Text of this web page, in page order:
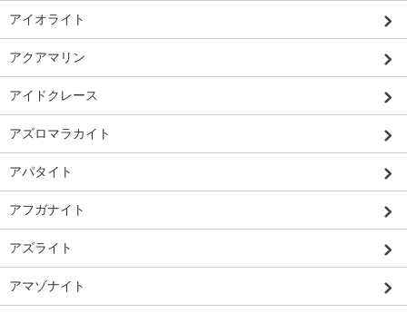
アイオライト
アクアマリン
アイドクレース
アズロマラカイト
アパタイト
アフガナイト
アズライト
アマゾナイト